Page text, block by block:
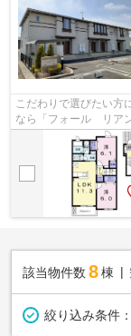
こだわりで選びたい方
なら「フォール リア
らです。この物件は内
該当物件数 8棟
絞り込み条件：